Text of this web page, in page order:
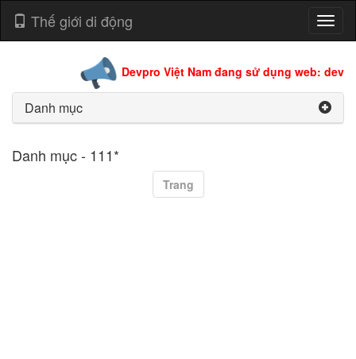
Thế giới di động
Devpro Việt Nam đang sử dụng web:
Danh mục
Danh mục - 111*
Trang